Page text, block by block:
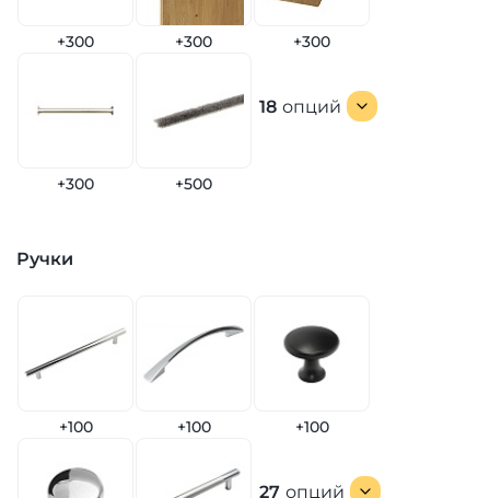
+300 +300 +300
+300 +500
18 опций
Ручки
+100 +100 +100
27 опций